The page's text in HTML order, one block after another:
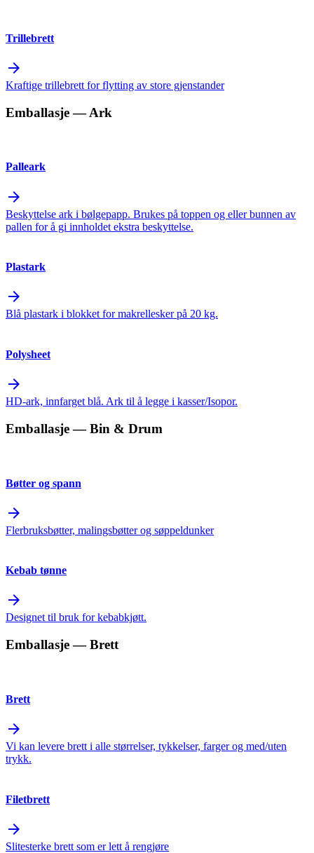
Trillebrett
arrow_forward
Kraftige trillebrett for flytting av store gjenstander
Emballasje— Ark
Palleark
arrow_forward
Beskyttelse ark i bølgepapp. Brukes på toppen og eller bunnen av
pallen for å gi innholdet ekstra beskyttelse.
Plastark
arrow_forward
Blå plastark i blokket for makrellesker på 20 kg.
Polysheet
arrow_forward
HD-ark, innfarget blå. Ark til å legge i kasser/Isopor.
Emballasje— Bin & Drum
Bøtter og spann
arrow_forward
Flerbruksbøtter, malingsbøtter og søppeldunker
Kebab tønne
arrow_forward
Designet til bruk for kebabkjøtt.
Emballasje— Brett
Brett
arrow_forward
Vi kan levere brett i alle størrelser, tykkelser, farger og med/uten
trykk.
Filetbrett
arrow_forward
Slitesterke brett som er lett å rengjøre